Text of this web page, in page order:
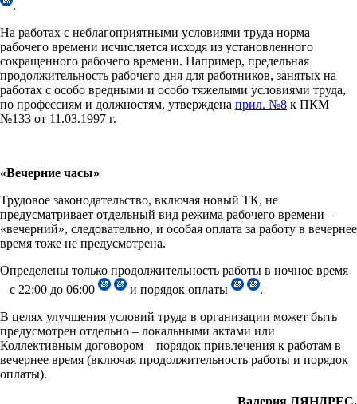
.
На работах с неблагоприятными условиями труда норма
рабочего времени исчисляется исходя из установленного
сокращенного рабочего времени. Например, предельная
продолжительность рабочего дня для работников, занятых на
работах с особо вредными и особо тяжелыми условиями труда,
по профессиям и должностям, утверждена прил. №8 к ПКМ
№133 от 11.03.1997 г.
«Вечерние часы»
Трудовое законодательство, включая новый ТК, не
предусматривает отдельный вид режима рабочего времени –
«вечерний», следовательно, и особая оплата за работу в вечернее
время тоже не предусмотрена.
Определены только продолжительность работы в ночное время
– с 22:00 до 06:00
и порядок оплаты
.
В целях улучшения условий труда в организации может быть
предусмотрен отдельно – локальными актами или
Коллективным договором – порядок привлечения к работам в
вечернее время (включая продолжительность работы и порядок
оплаты).
Валерия ЛЯНДРЕС,